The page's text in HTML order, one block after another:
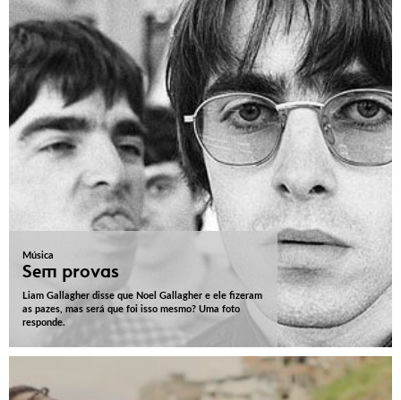
Música
Sem provas
Liam Gallagher disse que Noel Gallagher e ele fizeram
as pazes, mas será que foi isso mesmo? Uma foto
responde.